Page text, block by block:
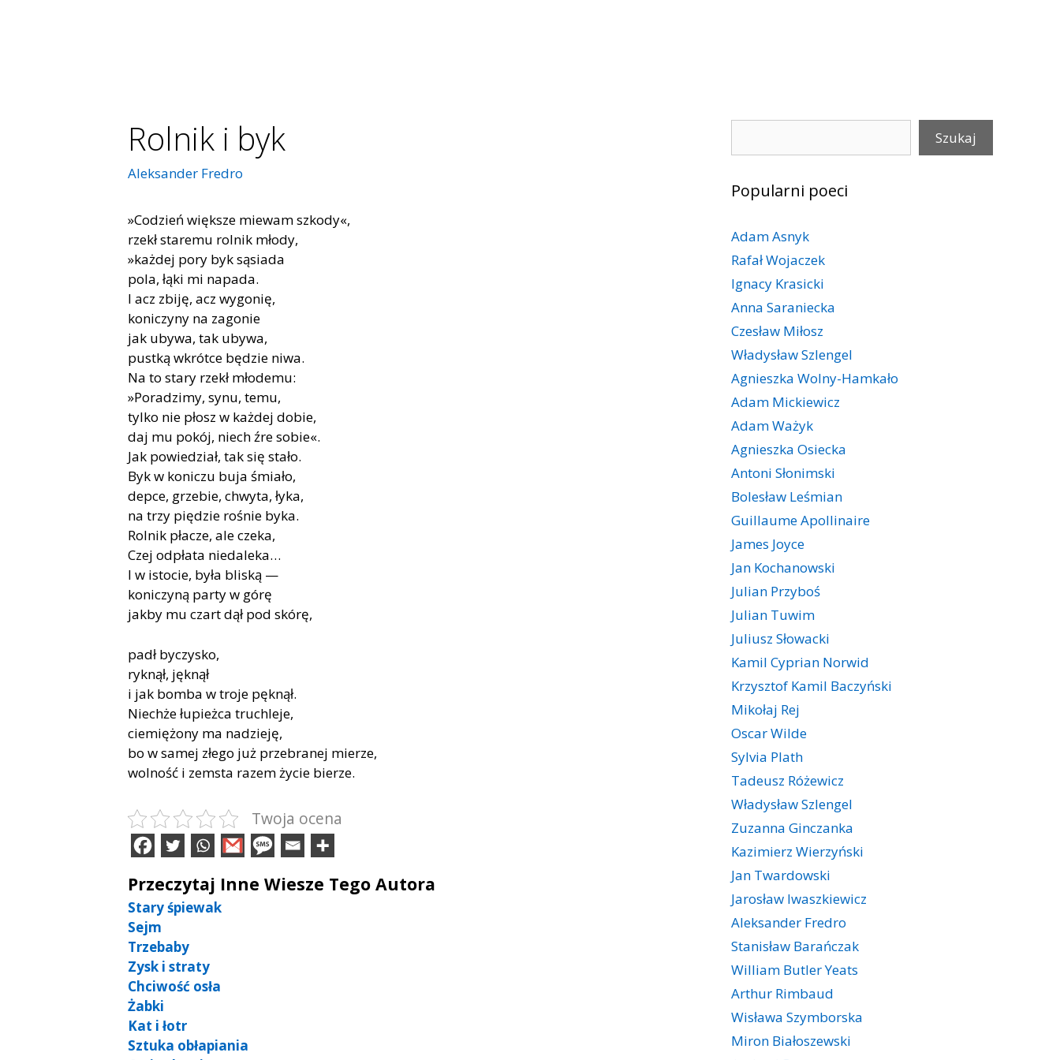
Rolnik i byk
Aleksander Fredro
»Codzień większe miewam szkody«,
rzekł staremu rolnik młody,
»każdej pory byk sąsiada
pola, łąki mi napada.
I acz zbiję, acz wygonię,
koniczyny na zagonie
jak ubywa, tak ubywa,
pustką wkrótce będzie niwa.
Na to stary rzekł młodemu:
»Poradzimy, synu, temu,
tylko nie płosz w każdej dobie,
daj mu pokój, niech źre sobie«.
Jak powiedział, tak się stało.
Byk w koniczu buja śmiało,
depce, grzebie, chwyta, łyka,
na trzy piędzie rośnie byka.
Rolnik płacze, ale czeka,
Czej odpłata niedaleka…
I w istocie, była bliską —
koniczyną party w górę
jakby mu czart dął pod skórę,
padł byczysko,
ryknął, jęknął
i jak bomba w troje pęknął.
Niechże łupieżca truchleje,
ciemiężony ma nadzieję,
bo w samej złego już przebranej mierze,
wolność i zemsta razem życie bierze.
Twoja ocena
Przeczytaj Inne Wiesze Tego Autora
Stary śpiewak
Sejm
Trzebaby
Zysk i straty
Chciwość osła
Żabki
Kat i łotr
Sztuka obłapiania
Szukaj
Popularni poeci
Adam Asnyk
Rafał Wojaczek
Ignacy Krasicki
Anna Saraniecka
Czesław Miłosz
Władysław Szlengel
Agnieszka Wolny-Hamkało
Adam Mickiewicz
Adam Ważyk
Agnieszka Osiecka
Antoni Słonimski
Bolesław Leśmian
Guillaume Apollinaire
James Joyce
Jan Kochanowski
Julian Przyboś
Julian Tuwim
Juliusz Słowacki
Kamil Cyprian Norwid
Krzysztof Kamil Baczyński
Mikołaj Rej
Oscar Wilde
Sylvia Plath
Tadeusz Różewicz
Władysław Szlengel
Zuzanna Ginczanka
Kazimierz Wierzyński
Jan Twardowski
Jarosław Iwaszkiewicz
Aleksander Fredro
Stanisław Barańczak
William Butler Yeats
Arthur Rimbaud
Wisława Szymborska
Miron Białoszewski